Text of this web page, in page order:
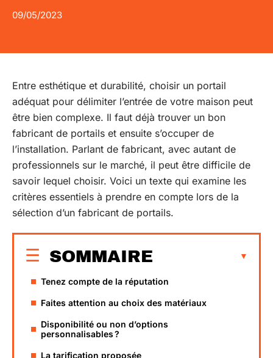
09/05/2023
Entre esthétique et durabilité, choisir un portail
adéquat pour délimiter l’entrée de votre maison peut
être bien complexe. Il faut déjà trouver un bon
fabricant de portails et ensuite s’occuper de
l’installation. Parlant de fabricant, avec autant de
professionnels sur le marché, il peut être difficile de
savoir lequel choisir. Voici un texte qui examine les
critères essentiels à prendre en compte lors de la
sélection d’un fabricant de portails.
SOMMAIRE
Tenez compte de la réputation
Faites attention au choix des matériaux
Disponibilité ou non d’options
personnalisables ?
La tarification proposée